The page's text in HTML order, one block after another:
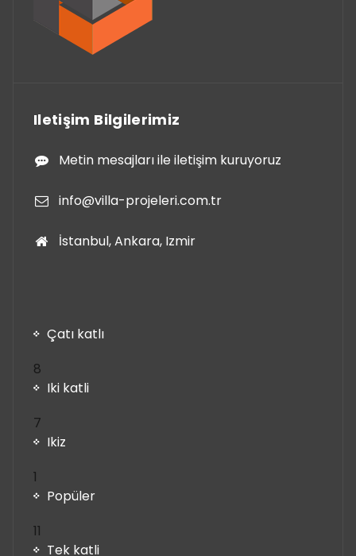
Iletişim Bilgilerimiz
Metin mesajları ile iletişim kuruyoruz
info@villa-projeleri.com.tr
İstanbul, Ankara, Izmir
Çatı katlı
8
ürün
Iki katli
7
ürün
Ikiz
1
ürün
Popüler
11
ürün
Tek katli